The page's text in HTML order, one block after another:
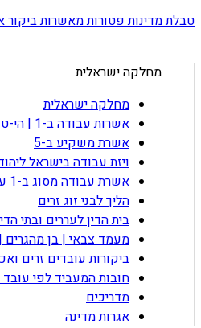
טבלת מדינות פטורות מאשרות ביקור
מחלקה ישראלית
מחלקה ישראלית
אשרות עבודה ב-1 | הי-טק וקטגוריות נוספות
אשרת משקיע ב-5
ויזת עבודה בישראל
אשרת עבודה מסוג ב-1 עבור עיתונאי זר
הליך לבני זוג זרים
בית הדין לעררים ובתי
מעמד צבאי | בן מהגרים
ביקורות עובדים זרים
חובות המעביד לפי עובד
מדריכים
אגרות מדינה